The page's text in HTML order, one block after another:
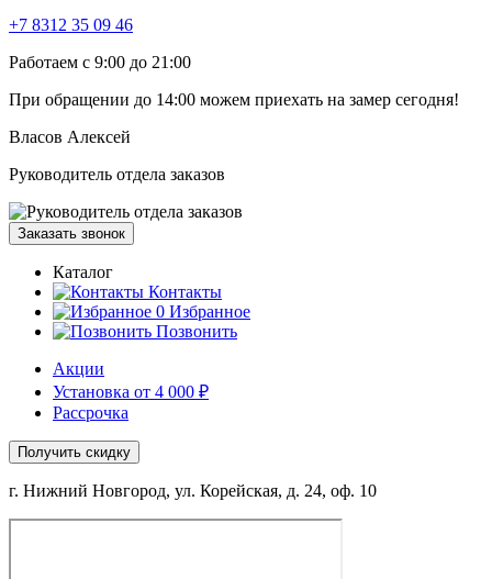
+7 8312 35 09 46
Работаем с 9:00 до 21:00
При обращении до 14:00 можем приехать на замер сегодня!
Власов Алексей
Руководитель отдела заказов
Заказать звонок
Каталог
Контакты
0 Избранное
Позвонить
Акции
Установка от 4 000 ₽
Рассрочка
Получить скидку
г. Нижний Новгород, ул. Корейская, д. 24, оф. 10